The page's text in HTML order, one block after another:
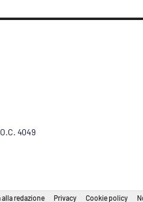
4049
alla redazione Privacy Cookie policy